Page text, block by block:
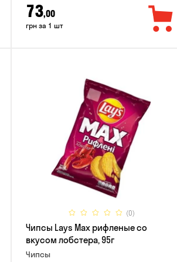
73,00
грн за 1 шт
(0)
Чипсы Lays Max рифленые со
вкусом лобстера, 95г
Чипсы